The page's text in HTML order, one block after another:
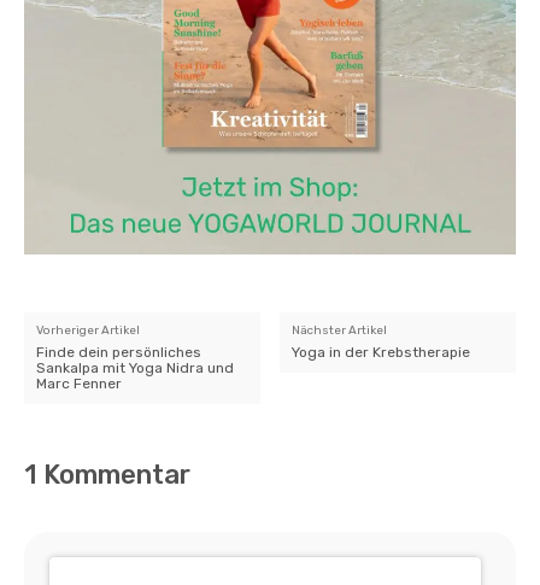
Vorheriger Artikel
Finde dein persönliches
Sankalpa mit Yoga Nidra und
Marc Fenner
Nächster Artikel
Yoga in der Krebstherapie
1 Kommentar